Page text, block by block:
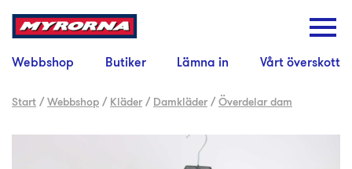
Webbshop Butiker Lämna in Vårt överskott
Start /Webbshop / Kläder / Damkläder /Överdelar dam